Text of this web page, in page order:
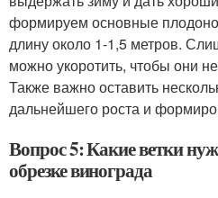
формируем основные
длину около 1-1,5 метров.
можно укоротить, чтобы они
Также важно оставить
дальнейшего роста и
Вопрос 5: Какие ветки
обрезке винограда